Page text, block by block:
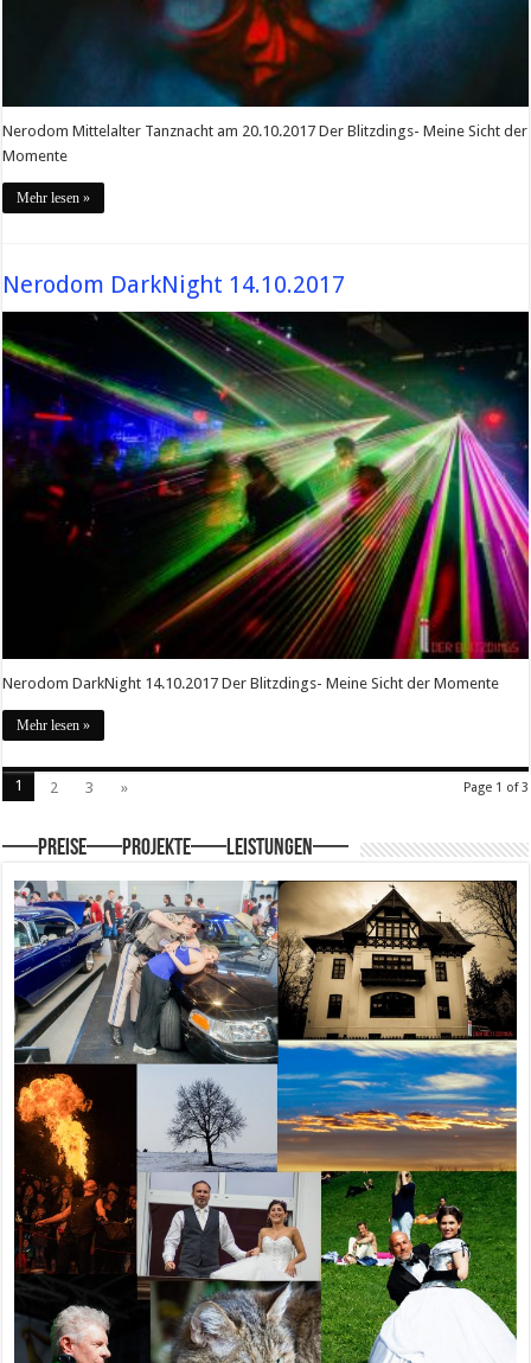
Nerodom Mittelalter Tanznacht am 20.10.2017 Der Blitzdings- Meine Sicht der
Momente
Mehr lesen »
Nerodom DarkNight 14.10.2017
Nerodom DarkNight 14.10.2017 Der Blitzdings- Meine Sicht der Momente
Mehr lesen »
Page 1 of 3
1 2 3 »
—–Preise—–Projekte—–Leistungen—–